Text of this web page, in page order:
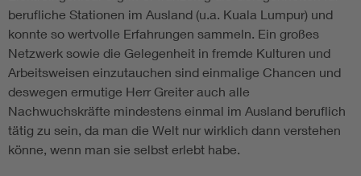
berufliche Stationen im Ausland (u.a. Kuala Lumpur) und
konnte so wertvolle Erfahrungen sammeln. Ein großes
Netzwerk sowie die Gelegenheit in fremde Kulturen und
Arbeitsweisen einzutauchen sind einmalige Chancen und
deswegen ermutige Herr Greiter auch alle
Nachwuchskräfte mindestens einmal im Ausland beruflich
tätig zu sein, da man die Welt nur wirklich dann verstehen
könne, wenn man sie selbst erlebt habe.